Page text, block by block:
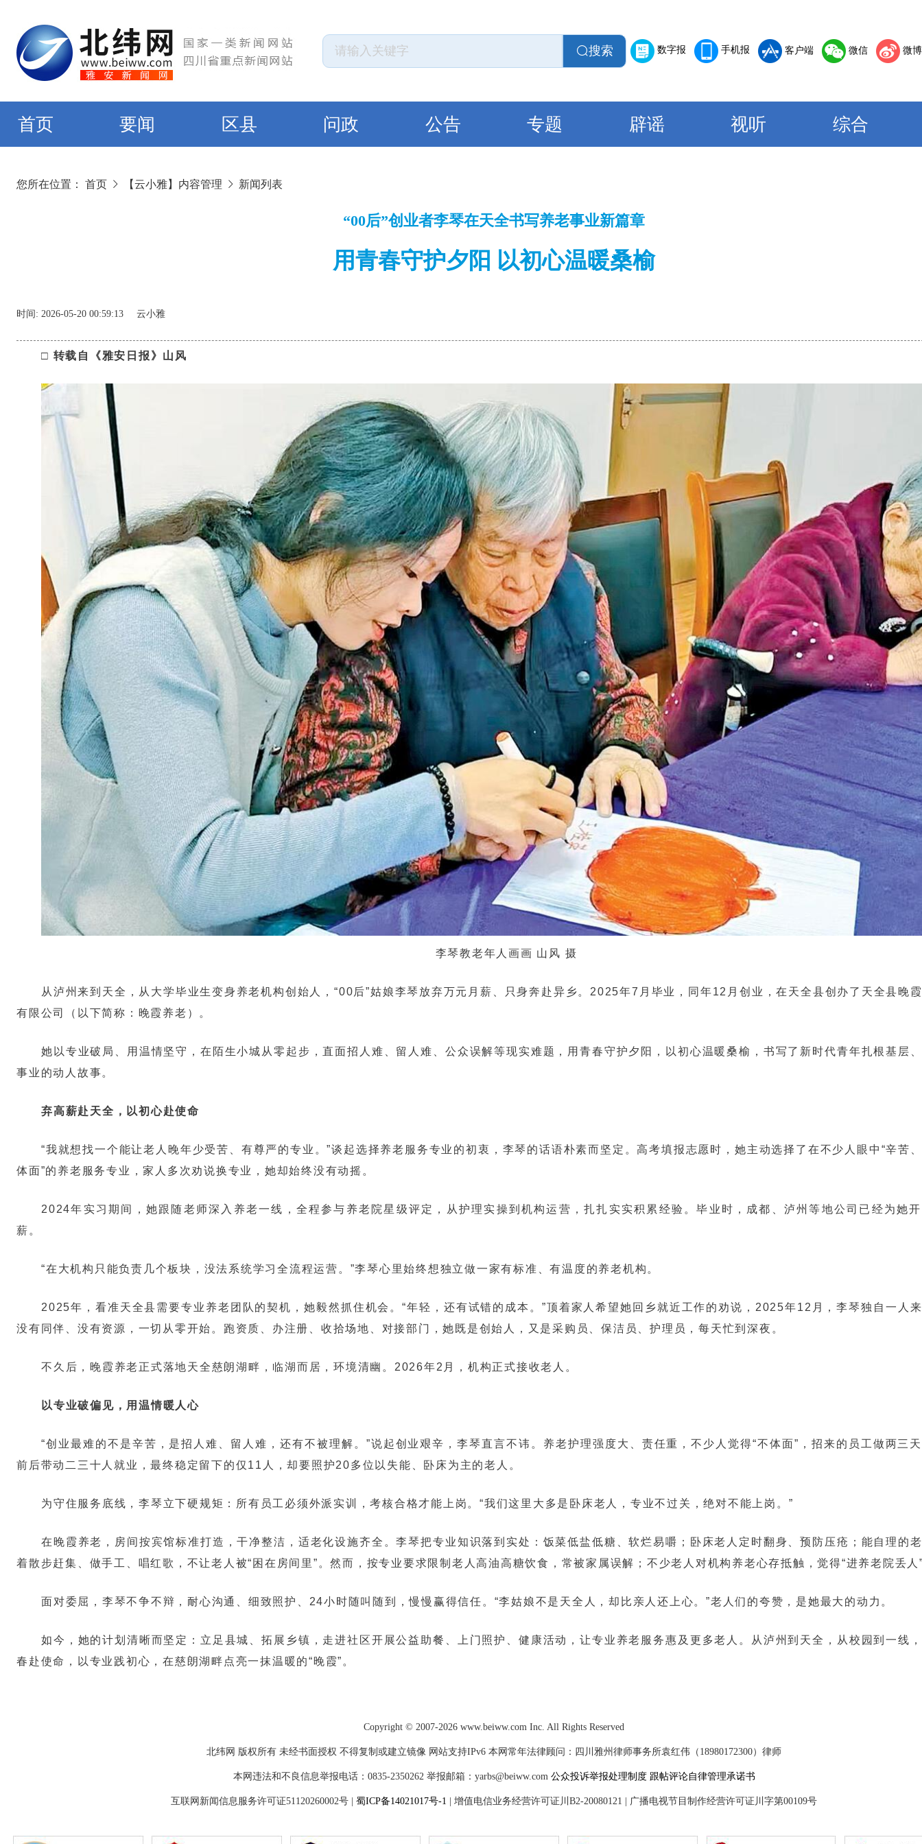
搜索 数字报 手机报 客户端 微信 微博
首页 要闻 区县 问政 公告 专题 辟谣 视听 综合
您所在位置： 首页 【云小雅】内容管理 新闻列表
“00后”创业者李琴在天全书写养老事业新篇章
用青春守护夕阳 以初心温暖桑榆
时间: 2026-05-20 00:59:13 云小雅
□ 转载自《雅安日报》山风
李琴教老年人画画 山风 摄
从泸州来到天全，从大学毕业生变身养老机构创始人，“00后”姑娘李琴放弃万元月薪、只身奔赴异乡。2025年7月毕业，同年12月创业，在天全县创办了天全县晚
有限公司（以下简称：晚霞养老）。
她以专业破局、用温情坚守，在陌生小城从零起步，直面招人难、留人难、公众误解等现实难题，用青春守护夕阳，以初心温暖桑榆，书写了新时代青年扎根基层
事业的动人故事。
弃高薪赴天全，以初心赴使命
“我就想找一个能让老人晚年少受苦、有尊严的专业。”谈起选择养老服务专业的初衷，李琴的话语朴素而坚定。高考填报志愿时，她主动选择了在不少人眼中“辛苦
体面”的养老服务专业，家人多次劝说换专业，她却始终没有动摇。
2024年实习期间，她跟随老师深入养老一线，全程参与养老院星级评定，从护理实操到机构运营，扎扎实实积累经验。毕业时，成都、泸州等地公司已经为她
薪。
“在大机构只能负责几个板块，没法系统学习全流程运营。”李琴心里始终想独立做一家有标准、有温度的养老机构。
2025年，看准天全县需要专业养老团队的契机，她毅然抓住机会。“年轻，还有试错的成本。”顶着家人希望她回乡就近工作的劝说，2025年12月，李琴独自一人
没有同伴、没有资源，一切从零开始。跑资质、办注册、收拾场地、对接部门，她既是创始人，又是采购员、保洁员、护理员，每天忙到深夜。
不久后，晚霞养老正式落地天全慈朗湖畔，临湖而居，环境清幽。2026年2月，机构正式接收老人。
以专业破偏见，用温情暖人心
“创业最难的不是辛苦，是招人难、留人难，还有不被理解。”说起创业艰辛，李琴直言不讳。养老护理强度大、责任重，不少人觉得“不体面”，招来的员工做两三
前后带动二三十人就业，最终稳定留下的仅11人，却要照护20多位以失能、卧床为主的老人。
为守住服务底线，李琴立下硬规矩：所有员工必须外派实训，考核合格才能上岗。“我们这里大多是卧床老人，专业不过关，绝对不能上岗。”
在晚霞养老，房间按宾馆标准打造，干净整洁，适老化设施齐全。李琴把专业知识落到实处：饭菜低盐低糖、软烂易嚼；卧床老人定时翻身、预防压疮；能自理的
着散步赶集、做手工、唱红歌，不让老人被“困在房间里”。然而，按专业要求限制老人高油高糖饮食，常被家属误解；不少老人对机构养老心存抵触，觉得“进养老院丢人
面对委屈，李琴不争不辩，耐心沟通、细致照护、24小时随叫随到，慢慢赢得信任。“李姑娘不是天全人，却比亲人还上心。”老人们的夸赞，是她最大的动力。
如今，她的计划清晰而坚定：立足县城、拓展乡镇，走进社区开展公益助餐、上门照护、健康活动，让专业养老服务惠及更多老人。从泸州到天全，从校园到一线
春赴使命，以专业践初心，在慈朗湖畔点亮一抹温暖的“晚霞”。
Copyright © 2007-2026 www.beiww.com Inc. All Rights Reserved
北纬网 版权所有 未经书面授权 不得复制或建立镜像 网站支持IPv6 本网常年法律顾问：四川雅州律师事务所袁红伟（18980172300）律师
本网违法和不良信息举报电话：0835-2350262 举报邮箱：yarbs@beiww.com 公众投诉举报处理制度 跟帖评论自律管理承诺书
互联网新闻信息服务许可证51120260002号 蜀ICP备14021017号-1 增值电信业务经营许可证川B2-20080121 广播电视节目制作经营许可证川字第00109号